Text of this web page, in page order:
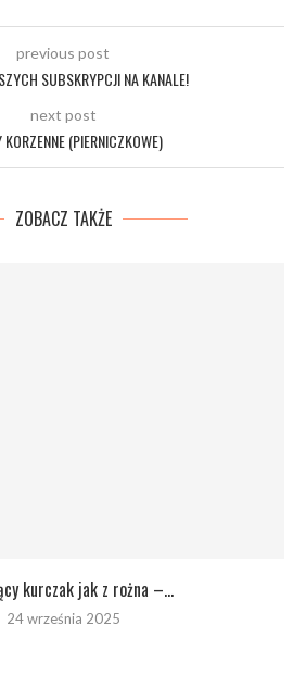
previous post
SUBSKRYPCJI NA KANALE!
next post
KORZENNE (PIERNICZKOWE)
ZOBACZ TAKŻE
kurczak jak z rożna –...
24 września 2025